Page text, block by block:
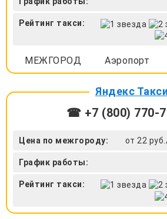
Рейтинг такси:
МЕЖГОРОД Аэропорт
Яндекс Такси
☎ +7 (800) 770-
Цена по межгороду: от 22
График работы:
Рейтинг такси: